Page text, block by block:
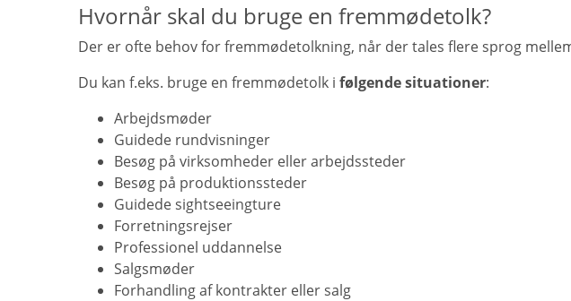
Hvornår skal du bruge en fremmødetolk?
Der er ofte behov for fremmødetolkning, når der tales flere sprog
Du kan f.eks. bruge en fremmødetolk i følgende situationer:
Arbejdsmøder
Guidede rundvisninger
Besøg på virksomheder eller arbejdssteder
Besøg på produktionssteder
Guidede sightseeingture
Forretningsrejser
Professionel uddannelse
Salgsmøder
Forhandling af kontrakter eller salg